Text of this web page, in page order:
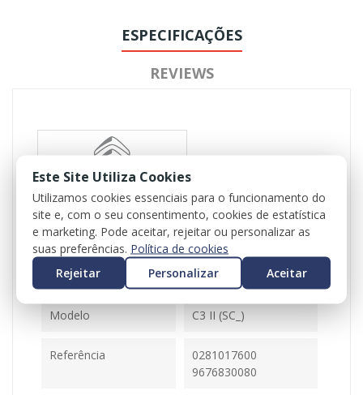
ESPECIFICAÇÕES
REVIEWS
Referência 102168
Disponível 1 Item
Ficha Informativa
Modelo C3 II (SC_)
Referência
0281017600
9676830080
Este Site Utiliza Cookies
Utilizamos cookies essenciais para o funcionamento do
site e, com o seu consentimento, cookies de estatística
e marketing. Pode aceitar, rejeitar ou personalizar as
suas preferências. Política de cookies
Rejeitar
Personalizar Aceitar